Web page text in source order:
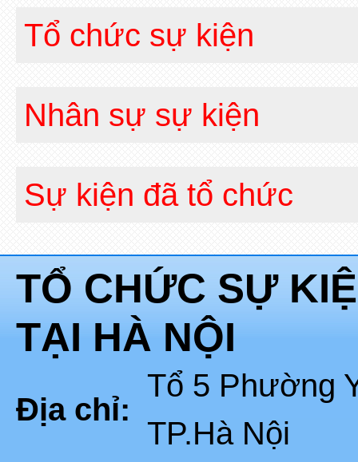
Tổ chức sự kiện
Nhân sự sự kiện
Sự kiện đã tổ chức
TỔ CHỨC SỰ
TẠI HÀ NỘI
Địa chỉ:
Tổ 5 Phường
TP.Hà Nội